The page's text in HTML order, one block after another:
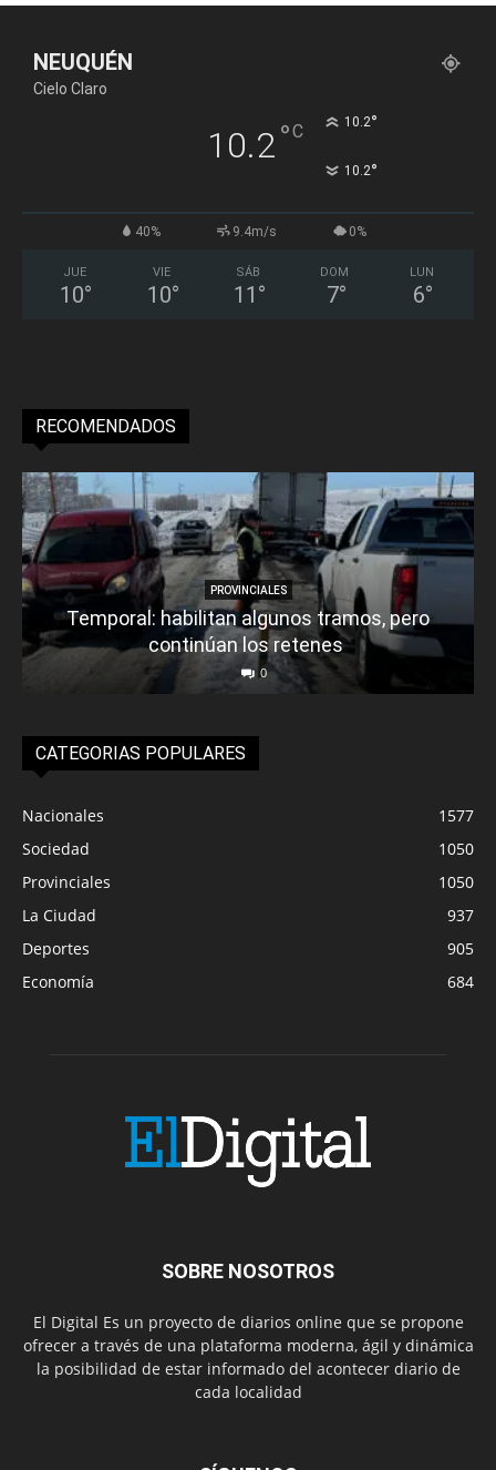
NEUQUÉN
Cielo Claro
10.2°C 10.2°
10.2°
40% 9.4m/s 0%
JUE
10°
VIE
10°
SÁB
11 °
DOM
7°
LUN
6°
RECOMENDADOS
PROVINCIALES
Temporal: habilitan algunos tramos, pero
continúan los retenes
0
CATEGORIAS POPULARES
Nacionales
1577
Sociedad
1050
Provinciales
1050
La Ciudad
937
Deportes
905
Economía
684
SOBRE NOSOTROS
El Digital Es un proyecto de diarios online que se propone
ofrecer a través de una plataforma moderna, ágil y dinámica
la posibilidad de estar informado del acontecer diario de
cada localidad